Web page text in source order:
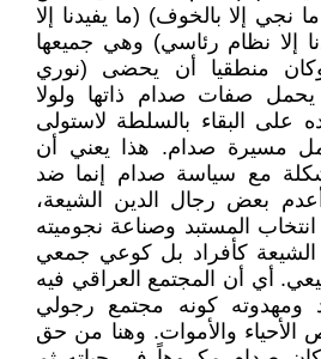
إلا بالخوف) (ما يفيدنا إلا
إلا نظام رئاسي) وهي جميعها
منطقيا أن يحضى (نوري
يحمل صفات صدام ذاتها ولولا
على البقاء بالسلطة لاستولى
مسيرة صدام. هذا يعني أن
مع سياسة صدام إنما ضد
بعض رجال الدين الشيعة،
المستبد وصناعة نجوميته
الشيعة كأفراد بل كوعي جمعي
أي أن المجتمع العراقي فيه
ومهدوته كونه مجتمع رجولي
والأموات. وهنا من حق